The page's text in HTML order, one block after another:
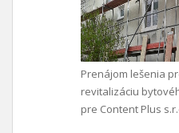
Prenájom lešenia
revitalizáciu
pre Content Plus